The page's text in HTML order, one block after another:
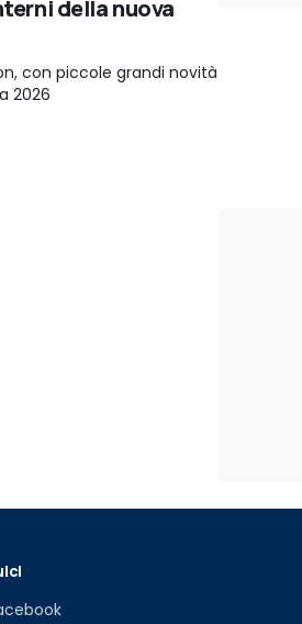
della nuova
con piccole grandi novità
2026